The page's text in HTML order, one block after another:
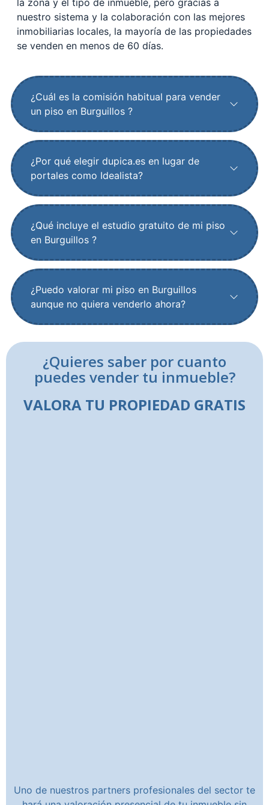
la zona y el tipo de inmueble, pero gracias a
nuestro sistema y la colaboración con las mejores
inmobiliarias locales, la mayoría de las propiedades
se venden en menos de 60 días.
¿Cuál es la comisión habitual para vender
un piso en Burguillos ?
¿Por qué elegir dupica.es en lugar de
portales como Idealista?
¿Qué incluye el estudio gratuito de mi piso
en Burguillos ?
¿Puedo valorar mi piso en Burguillos
aunque no quiera venderlo ahora?
¿Quieres saber por cuanto
puedes vender tu inmueble?
VALORA TU PROPIEDAD GRATIS
Uno de nuestros partners profesionales del sector te